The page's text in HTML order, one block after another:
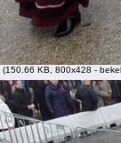
(150.66 KB, 800x428 -